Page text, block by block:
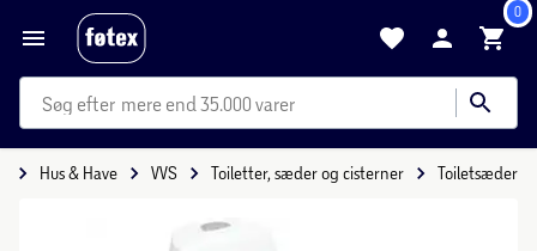
0
mere end 35.000 varer
Hus & Have VVS Toiletter, sæder og cisterner Toiletsæder